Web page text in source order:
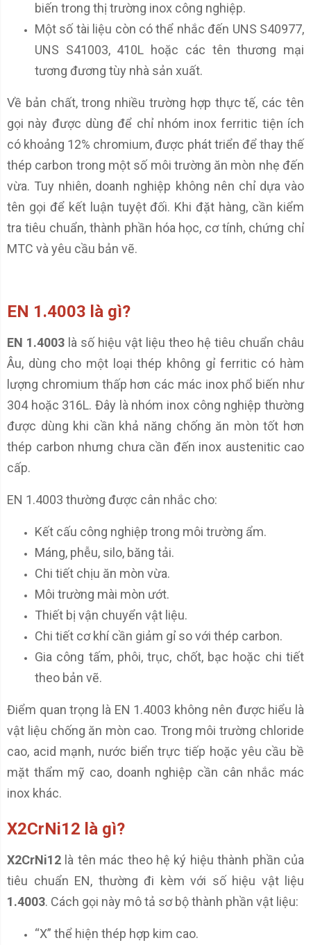
biến trong thị trường inox công nghiệp.
Một số tài liệu còn có thể nhắc đến UNS S40977,
UNS S41003, 410L hoặc các tên thương mại
tương đương tùy nhà sản xuất.
Về bản chất, trong nhiều trường hợp thực tế, các tên
gọi này được dùng để chỉ nhóm inox ferritic tiện ích
có khoảng 12% chromium, được phát triển để thay thế
thép carbon trong một số môi trường ăn mòn nhẹ đến
vừa. Tuy nhiên, doanh nghiệp không nên chỉ dựa vào
tên gọi để kết luận tuyệt đối. Khi đặt hàng, cần kiểm
tra tiêu chuẩn, thành phần hóa học, cơ tính, chứng chỉ
MTC và yêu cầu bản vẽ.
EN 1.4003 là gì?
EN 1.4003 là số hiệu vật liệu theo hệ tiêu chuẩn châu
Âu, dùng cho một loại thép không gỉ ferritic có hàm
lượng chromium thấp hơn các mác inox phổ biến như
304 hoặc 316L. Đây là nhóm inox công nghiệp thường
được dùng khi cần khả năng chống ăn mòn tốt hơn
thép carbon nhưng chưa cần đến inox austenitic cao
cấp.
EN 1.4003 thường được cân nhắc cho:
Kết cấu công nghiệp trong môi trường ẩm.
Máng, phễu, silo, băng tải.
Chi tiết chịu ăn mòn vừa.
Môi trường mài mòn ướt.
Thiết bị vận chuyển vật liệu.
Chi tiết cơ khí cần giảm gỉ so với thép carbon.
Gia công tấm, phôi, trục, chốt, bạc hoặc chi tiết
theo bản vẽ.
Điểm quan trọng là EN 1.4003 không nên được hiểu là
vật liệu chống ăn mòn cao. Trong môi trường chloride
cao, acid mạnh, nước biển trực tiếp hoặc yêu cầu bề
mặt thẩm mỹ cao, doanh nghiệp cần cân nhắc mác
inox khác.
X2CrNi12 là gì?
X2CrNi12 là tên mác theo hệ ký hiệu thành phần của
tiêu chuẩn EN, thường đi kèm với số hiệu vật liệu
1.4003. Cách gọi này mô tả sơ bộ thành phần vật liệu:
“X” thể hiện thép hợp kim cao.